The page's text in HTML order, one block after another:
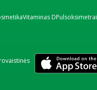
Vitaminas DPulsoksimetrai